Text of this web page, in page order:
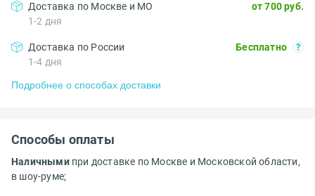
Доставка по Москве и МО
1-2 дня
от 700 руб.
Доставка по России
1-4 дня
Бесплатно
Подробнее о способах доставки
Способы оплаты
Наличнымипри доставке по Москве и Московской области,
в шоу-руме;